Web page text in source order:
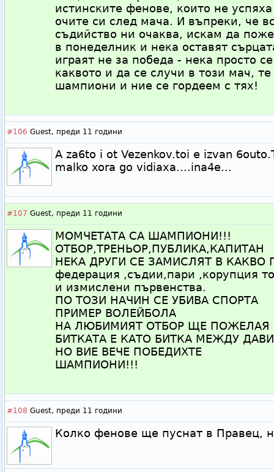
истинските фенове, които не
очите си след мача. И въпреки, че
съдийство ни очаква, искам да
в понеделник и нека оставят
играят не за победа - нека просто
каквото и да се случи в този мач,
шампиони и ние се гордеем с тях!
#106 Guest, преди 11 години
A za6to i ot Vezenkov.toi e izvan
malko xora go vidiaxa....ina4e...
#107 Guest, преди 11 години
МОМЧЕТАТА СА ШАМПИОНИ!!!
ОТБОР,ТРЕНЬОР,ПУБЛИКА,КАПИТАН
НЕКА ДРУГИ СЕ ЗАМИСЛЯТ В КАКВО
федерация ,съдии,пари ,корупция
и измислени първенства.
ПО ТОЗИ НАЧИН СЕ УБИВА СПОРТА
ПРИМЕР ВОЛЕЙБОЛА
НА ЛЮБИМИЯТ ОТБОР ЩЕ ПОЖЕЛАЯ
БИТКАТА Е КАТО БИТКА МЕЖДУ
НО ВИЕ ВЕЧЕ ПОБЕДИХТЕ
ШАМПИОНИ!!!
#108 Guest, преди 11 години
Колко фенове ще пуснат в Правец,